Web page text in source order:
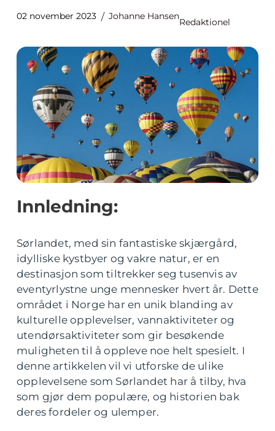
02 november 2023 Johanne Hansen
Redaktionel
Innledning:
Sørlandet, med sin fantastiske skjærgård,
idylliske kystbyer og vakre natur, er en
destinasjon som tiltrekker seg tusenvis av
eventyrlystne unge mennesker hvert år. Dette
området i Norge har en unik blanding av
kulturelle opplevelser, vannaktiviteter og
utendørsaktiviteter som gir besøkende
muligheten til å oppleve noe helt spesielt. I
denne artikkelen vil vi utforske de ulike
opplevelsene som Sørlandet har å tilby, hva
som gjør dem populære, og historien bak
deres fordeler og ulemper.